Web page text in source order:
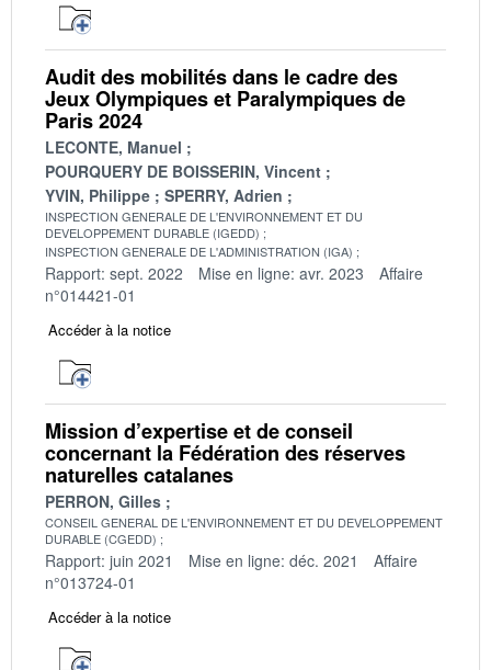
Audit des mobilités dans le cadre des
Jeux Olympiques et Paralympiques de
Paris 2024
LECONTE, Manuel
POURQUERY DE BOISSERIN, Vincent
YVIN, Philippe
SPERRY, Adrien
INSPECTION GENERALE DE L'ENVIRONNEMENT ET DU
DEVELOPPEMENT DURABLE (IGEDD)
INSPECTION GENERALE DE L'ADMINISTRATION (IGA)
Rapport: sept. 2022 Mise en ligne: avr. 2023
Affaire
n°014421-01
Accéder à la notice
Mission d’expertise et de conseil
concernant la Fédération des réserves
naturelles catalanes
PERRON, Gilles
CONSEIL GENERAL DE L'ENVIRONNEMENT ET DU DEVELOPPEMENT
DURABLE (CGEDD)
Rapport: juin 2021 Mise en ligne: déc. 2021
Affaire
n°013724-01
Accéder à la notice